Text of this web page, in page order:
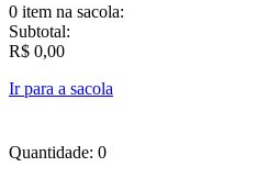
0 item na sacola:
Subtotal:
R$ 0,00
Ir para a sacola
Quantidade: 0